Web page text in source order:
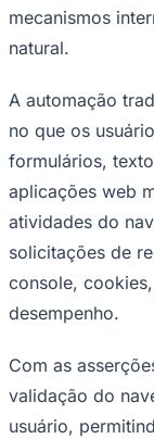
Juventude
mecanismos
natural.
A automação
no que os
formulários,
aplicações web
atividades do
solicitações de
console,
desempenho.
Com as
validação do
usuário,